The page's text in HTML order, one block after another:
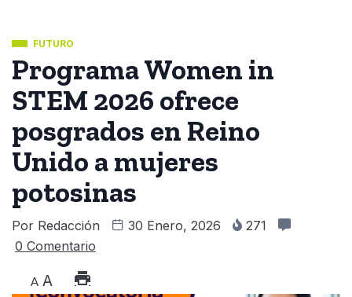
FUTURO
Programa Women in
STEM 2026 ofrece
posgrados en Reino
Unido a mujeres
potosinas
Por Redacción 30 Enero, 2026
271
0 Comentario
A A